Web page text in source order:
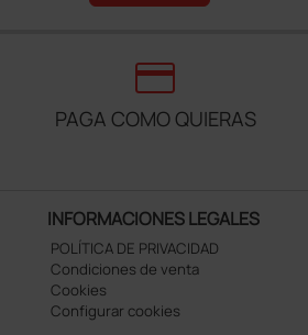
credit_card
PAGA COMO QUIERAS
INFORMACIONES LEGALES
POLÍTICA DE PRIVACIDAD
Condiciones de venta
Cookies
Configurar cookies